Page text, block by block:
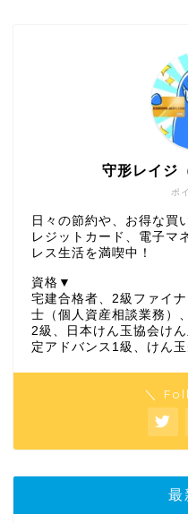
ポ
守形レイジ
日々の節約や、お得な買
レジットカード、電子マ
レス生活を満喫中！
資格▼
宅建合格者、2級ファイ
士（個人資産相談業務）
2級、日本けん玉協会け
定アドバンス1級、けん
＼
最